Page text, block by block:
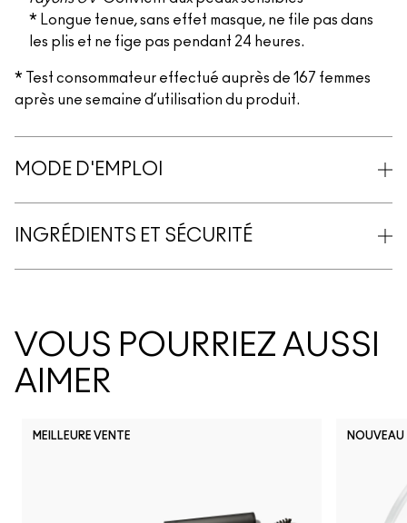
* Longue tenue, sans effet masque, ne file pas dans
les plis et ne fige pas pendant 24 heures.
* Test consommateur effectué auprès de 167 femmes
après une semaine d’utilisation du produit.
MODE D'EMPLOI
INGRÉDIENTS ET SÉCURITÉ
VOUS POURRIEZ AUSSI
AIMER
MEILLEURE VENTE NOUVEAU